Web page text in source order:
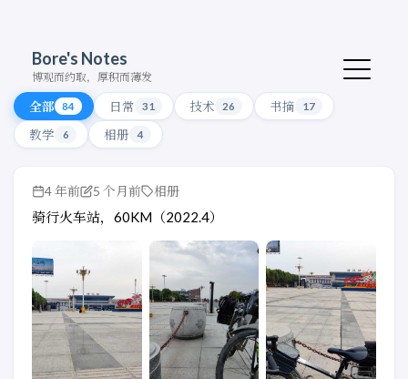
Bore's Notes
博观而约取，厚积而薄发
全部 84 日常 31 技术 26 书摘 17
教学 6 相册 4
4 年前 5 个月前 相册
骑行火车站，60KM（2022.4）